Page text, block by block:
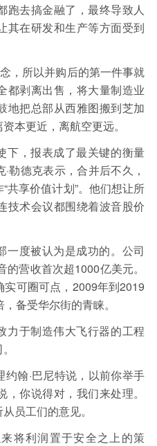
跑去搞金融了，最终导致人
其在研发和生产等方面受到
，所以并购后的第一件事就
都剥离出售，将大量制造业
地把总部从西雅图搬到芝加
本更近，离航空更远。
下，报表成了最关键的衡量
勒德克表示，合并后不久，
共享价值计划”。他们想让所
技术会议都围绕着波音股价
一度被认为是成功的。公司
营收首次超1000亿美元。
可圈可点，2009年到2019
备受华尔街的青睐。
力于制造伟大飞行器的工程
翰·巴尼特说，以前你举手
你说得对，我们来处理。
员工们的意见。
将利润置于安全之上的策